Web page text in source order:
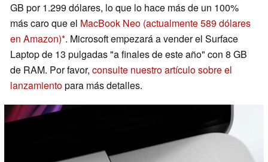
GB por 1.299 dólares, lo que lo hace más de un 100%
más caro que el MacBook Neo (actualmente 589 dólares
en Amazon) . Microsoft empezará a vender el Surface
Laptop de 13 pulgadas "a finales de este año" con 8 GB
de RAM. Por favor, consulte nuestro artículo sobre el
lanzamientopara más detalles.